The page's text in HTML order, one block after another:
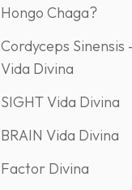
Hongo Chaga?
Cordyceps Sinensis
Vida Divina
SIGHT Vida Divina
BRAIN Vida Divina
Factor Divina